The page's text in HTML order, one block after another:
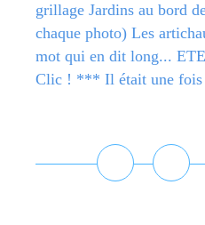
grillage Jardins au bord
chaque photo) Les
mot qui en dit long...
Clic ! *** Il était une fois